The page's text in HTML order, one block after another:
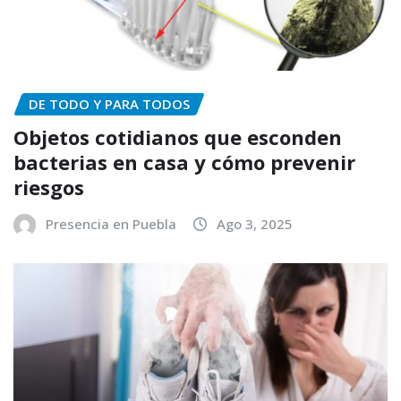
DE TODO Y PARA TODOS
Objetos cotidianos que esconden
bacterias en casa y cómo prevenir
riesgos
Presencia en Puebla Ago 3, 2025